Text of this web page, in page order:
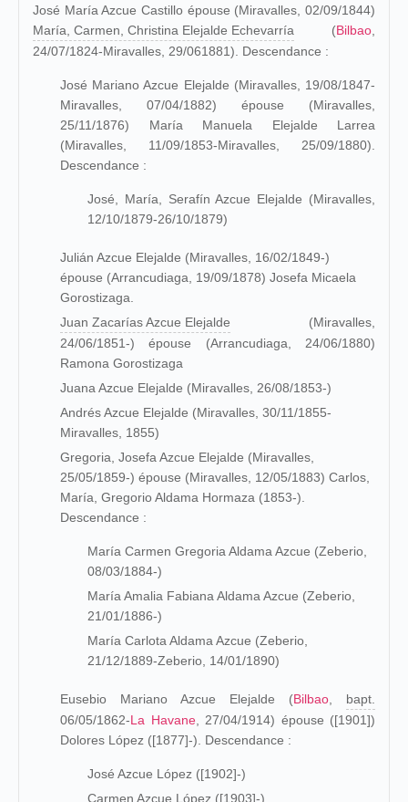
José María Azcue Castillo épouse (Miravalles, 02/09/1844)
María, Carmen, Christina Elejalde Echevarría (Bilbao
24/07/1824-Miravalles , 29/061881). Descendance :
José Mariano Azcue Elejalde (Miravalles, 19/08/1847-
Miravalles, 07/04/1882) épouse (Miravalles
25/11/1876) María Manuela Elejalde Larrea
(Miravalles, 11/09/1853-Miravalles, 25/09/1880).
Descendance :
José, María, Serafín Azcue Elejalde (Miravalles
12/10/1879-26/10/1879)
Julián Azcue Elejalde (Miravalles, 16/02/1849-)
épouse (Arrancudiaga, 19/09/1878) Josefa Micaela
Gorostizaga.
Juan Zacarías Azcue Elejalde (Miravalles,
24/06/1851-) épouse (Arrancudiaga, 24/06/1880)
Ramona Gorostizaga
Juana Azcue Elejalde (Miravalles, 26/08/1853-)
Andrés Azcue Elejalde (Miravalles, 30/11/1855-
Miravalles, 1855)
Gregoria, Josefa Azcue Elejalde (Miravalles,
25/05/1859-) épouse (Miravalles , 12/05/1883) Carlos,
María, Gregorio Aldama Hormaza (1853-).
Descendance :
María Carmen Gregoria Aldama Azcue (Zeberio,
08/03/1884-)
María Amalia Fabiana Aldama Azcue (Zeberio,
21/01/1886-)
María Carlota Aldama Azcue (Zeberio,
21/12/1889-Zeberio, 14/01/1890)
Eusebio Mariano Azcue Elejalde (Bilbao
bapt.
06/05/1862-La Havane, 27/04/1914) épouse ([1901])
Dolores López ([1877]-). Descendance :
José Azcue López ([1902]-)
Carmen Azcue López ([1903]-)